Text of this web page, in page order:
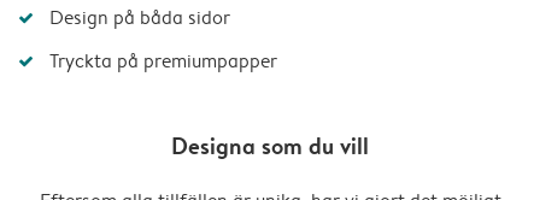
Design på båda sidor
Tryckta på premiumpapper
Designa som du vill